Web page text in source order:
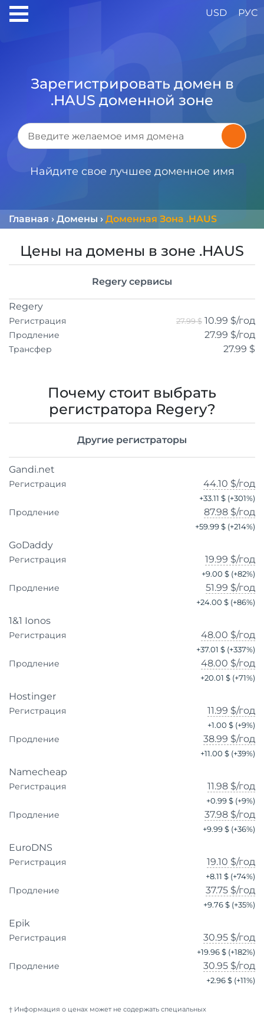
USD РУС
Зарегистрировать домен в
.HAUS доменной зоне
Найдите свое лучшее доменное имя
Главная › Домены › Доменная Зона .HAUS
Цены на домены в зоне .HAUS
Regery сервисы
Regery
Регистрация 27.99 $ 10.99 $/год
Продление 27.99 $/год
Трансфер 27.99 $
Почему стоит выбрать
регистратора Regery?
Другие регистраторы
Gandi.net
Регистрация 44.10 $/год
+33.11 $ (+301%)
Продление 87.98 $/год
+59.99 $ (+214%)
GoDaddy
Регистрация 19.99 $/год
+9.00 $ (+82%)
Продление 51.99 $/год
+24.00 $ (+86%)
1&1 Ionos
Регистрация 48.00 $/год
+37.01 $ (+337%)
Продление 48.00 $/год
+20.01 $ (+71%)
Hostinger
Регистрация 11.99 $/год
+1.00 $ (+9%)
Продление 38.99 $/год
+11.00 $ (+39%)
Namecheap
Регистрация 11.98 $/год
+0.99 $ (+9%)
Продление 37.98 $/год
+9.99 $ (+36%)
EuroDNS
Регистрация 19.10 $/год
+8.11 $ (+74%)
Продление 37.75 $/год
+9.76 $ (+35%)
Epik
Регистрация 30.95 $/год
+19.96 $ (+182%)
Продление 30.95 $/год
+2.96 $ (+11%)
† Информация о ценах может не содержать специальных